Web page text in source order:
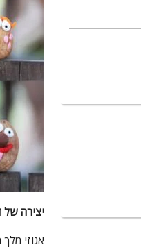
יצירה של
אגוזי